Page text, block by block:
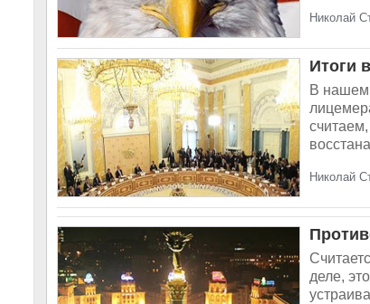
Николай
Итоги
В нашем
Николай
деле,